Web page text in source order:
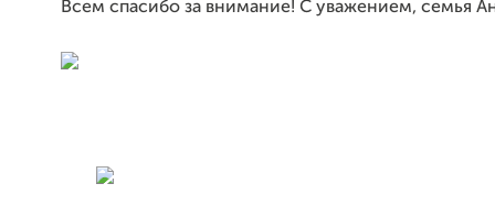
Всем спасибо за внимание! С уважением, семья